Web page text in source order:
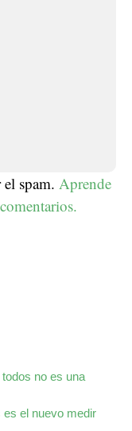
spam. Aprende
no es una
el nuevo medir